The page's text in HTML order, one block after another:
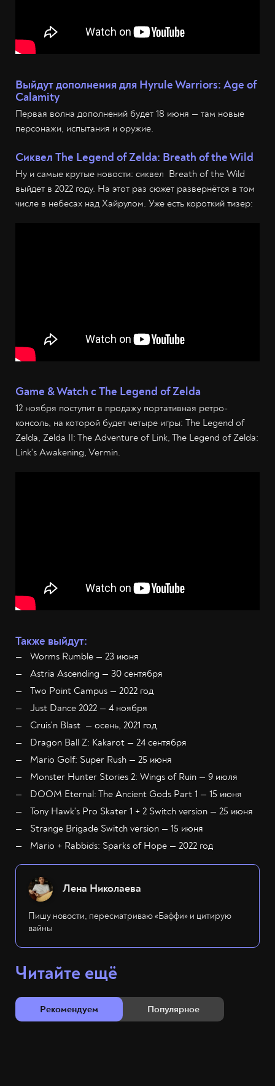
Выйдут дополнения для Hyrule Warriors: Age of
Calamity
Первая волна дополнений будет 18 июня — там новые
персонажи, испытания и оружие.
Сиквел The Legend of Zelda: Breath of the Wild
Ну и самые крутые новости: сиквел Breath of the Wild
выйдет в 2022 году. На этот раз сюжет развернётся в том
числе в небесах над Хайрулом. Уже есть короткий тизер:
Game & Watch с The Legend of Zelda
12 ноября поступит в продажу портативная ретро-
консоль, на которой будет четыре игры: The Legend of
Zelda, Zelda II: The Adventure of Link, The Legend of Zelda:
Link's Awakening, Vermin.
Также выйдут:
Worms Rumble — 23 июня
Astria Ascending — 30 сентября
Two Point Campus — 2022 год
Just Dance 2022 — 4 ноября
Cruis'n Blast — осень, 2021 год
Dragon Ball Z: Kakarot — 24 сентября
Mario Golf: Super Rush — 25 июня
Monster Hunter Stories 2: Wings of Ruin — 9 июля
DOOM Eternal: The Ancient Gods Part 1 — 15 июня
Tony Hawk's Pro Skater 1 + 2 Switch version — 25 июня
Strange Brigade Switch version — 15 июня
Mario + Rabbids: Sparks of Hope — 2022 год
Лена Николаева
Пишу новости, пересматриваю «Баффи» и цитирую
вайны
Читайте ещё
Рекомендуем Популярное